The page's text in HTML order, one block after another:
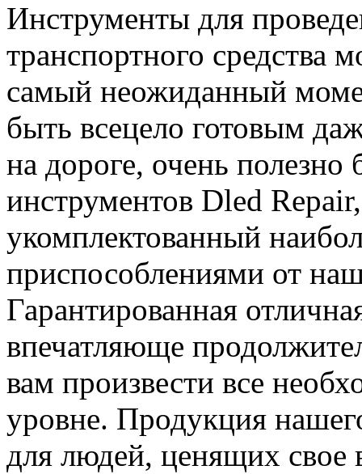
Инструменты для
транспортного средства
самый неожиданный
быть всецело готовым
на дороге, очень
инструментов Dled
укомплектованный
приспособлениями от
Гарантированная
впечатляюще
вам произвести все
уровне. Продукция
для людей, ценящих свое